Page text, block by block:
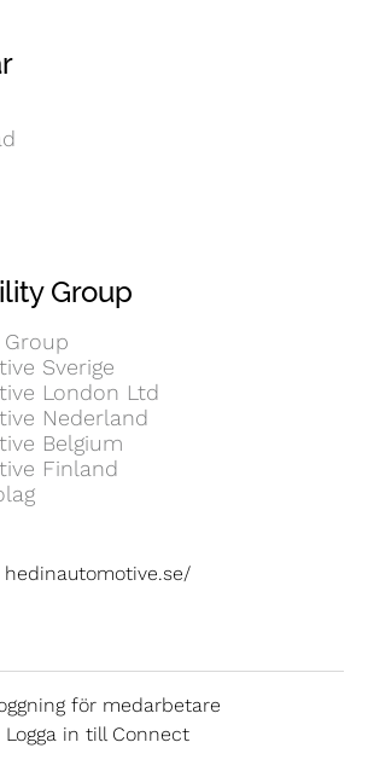
Group
Sverige
London Ltd
Nederland
Belgium
Finland
hedinautomotive.se/
för medarbetare
Logga in till Connect